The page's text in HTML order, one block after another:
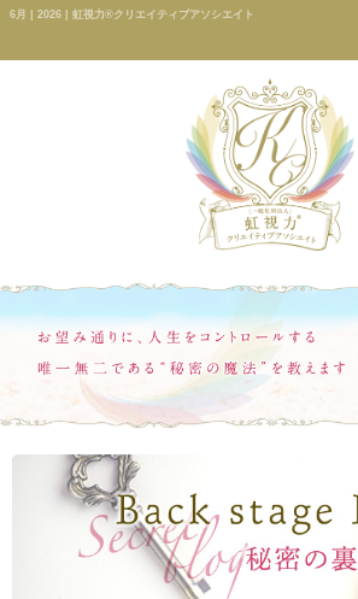
6月 | 2026 | 虹視力®クリエイティブアソシエイト